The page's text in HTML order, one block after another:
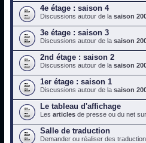
4e étage : saison 4
Discussions autour de la saison
3e étage : saison 3
Discussions autour de la saison
2nd étage : saison 2
Discussions autour de la saison
1er étage : saison 1
Discussions autour de la saison
Le tableau d'affichage
Les articles de presse ou du net
Salle de traduction
Demander ou réaliser des